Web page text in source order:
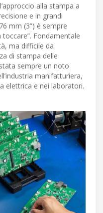
alla stampa a
e in grandi
mm (3”) è sempre
Fondamentale
ma difficile da
di stampa delle
sempre un noto
manifatturiera,
elettrica e nei laboratori.